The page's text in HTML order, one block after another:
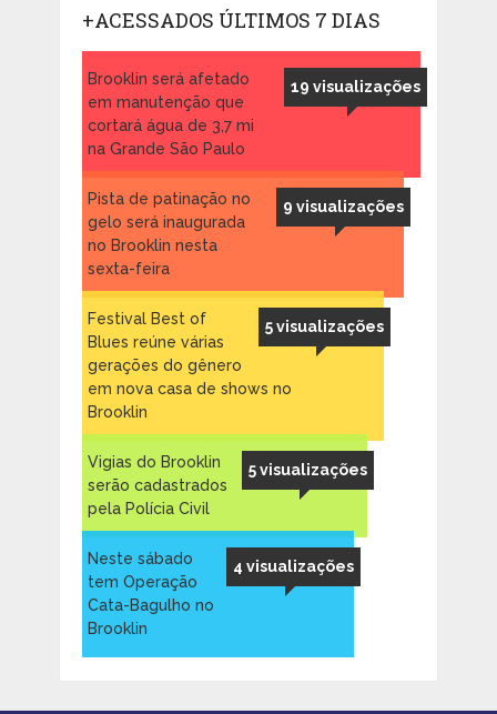
+ACESSADOS ÚLTIMOS 7 DIAS
19 visualizações
Brooklin será afetado
em manutenção que
cortará água de 3,7 mi
na Grande São Paulo
9 visualizações
Pista de patinação no
gelo será inaugurada
no Brooklin nesta
sexta-feira
5 visualizações
Festival Best of
Blues reúne várias
gerações do gênero
em nova casa de shows no
Brooklin
5 visualizações
Vigias do Brooklin
serão cadastrados
pela Polícia Civil
4 visualizações
Neste sábado
tem Operação
Cata-Bagulho no
Brooklin